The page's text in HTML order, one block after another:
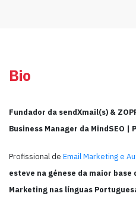
Bio
Fundador da sendXmail(s) &
Business Manager da MindSEO |
Profissional de Email Marketing e
esteve na génese da maior base
Marketing nas línguas